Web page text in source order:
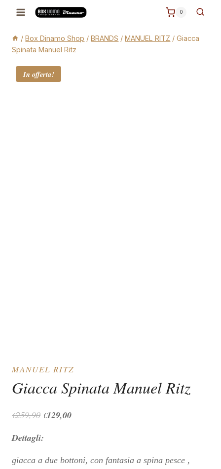
Salta
0
/ Box Dinamo Shop / BRANDS / MANUEL RITZ / Giacca
Spinata Manuel Ritz
In offerta!
MANUEL RITZ
Giacca Spinata Manuel Ritz
€259,90 Il
originale
era:
€129,00Il
Dettagli:
giacca a due bottoni, con fantasia a spina pesce ,